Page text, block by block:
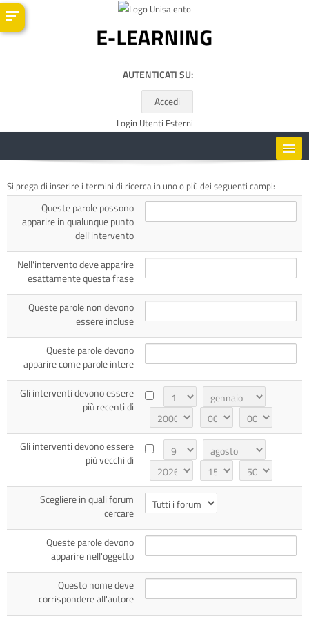
Vai al contenuto principale
AUTENTICATI SU:
Accedi
Login Utenti Esterni
RISORSE UTILI
ITALIANO ‎(IT)‎
Cerca
corsi
Si prega di inserire i termini di ricerca in uno o più dei seguenti campi:
Queste parole possono
apparire in qualunque punto
dell'intervento
Nell'intervento deve apparire
esattamente questa frase
Queste parole non devono
essere incluse
Queste parole devono
apparire come parole intere
Gli interventi devono essere
più recenti di
Giorno
Anno
Ora Minuto
Gli interventi devono essere
più vecchi di
Giorno
Anno
Ora Minuto
Scegliere in quali forum
cercare
Queste parole devono
apparire nell'oggetto
Questo nome deve
corrispondere all'autore